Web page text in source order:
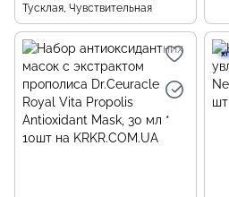
Тусклая, Чувствительная